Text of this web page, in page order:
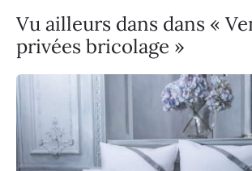
Vu ailleurs dans dans «
privées bricolage »